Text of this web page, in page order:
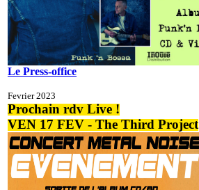
Le Press-office
Fevrier 2023
Prochain rdv Live !
VEN 17 FEV - The Third Project